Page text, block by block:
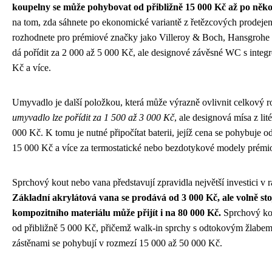
koupelny se může pohybovat od přibližně 15 000 Kč až po
na tom, zda sáhnete po ekonomické variantě z řetězcových
rozhodnete pro prémiové značky jako Villeroy & Boch,
dá pořídit za 2 000 až 5 000 Kč, ale designové závěsné WC s
Kč a více.
Umyvadlo je další položkou, která může výrazně ovlivnit celkový
umyvadlo lze pořídit za 1 500 až 3 000 Kč, ale designová mísa z
000 Kč. K tomu je nutné připočítat baterii, jejíž cena se pohybuje
15 000 Kč a více za termostatické nebo bezdotykové modely
Sprchový kout nebo vana představují zpravidla největší investici v
Základní akrylátová vana se prodává od 3 000 Kč, ale volně
kompozitního materiálu může přijít i na 80 000 Kč. Sprchový
od přibližně 5 000 Kč, přičemž walk-in sprchy s odtokovým
zástěnami se pohybují v rozmezí 15 000 až 50 000 Kč.